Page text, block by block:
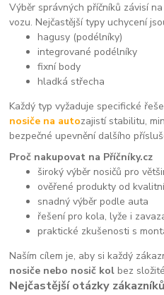
Výběr správných příčníků závisí
vozu. Nejčastější typy uchycení
hagusy (podélníky)
integrované podélníky
fixní body
hladká střecha
Každý typ vyžaduje specifické
nosiče na autozajistí stabilitu,
bezpečné upevnění dalšího
Proč nakupovat na Příčníky.cz
široký výběr nosičů pro
ověřené produkty od
snadný výběr podle auta
řešení pro kola, lyže i
praktické zkušenosti s
Naším cílem je, aby si každý
nosiče nebo nosič kol bez
Nejčastější otázky zákazníků